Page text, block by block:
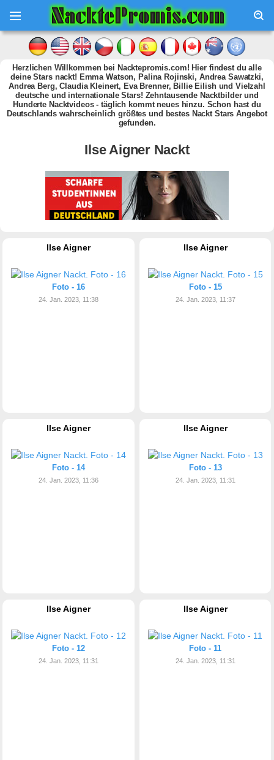
Herzlichen Willkommen bei Nacktepromis.com! Hier findest du alle
deine Stars nackt! Emma Watson, Palina Rojinski, Andrea Sawatzki,
Andrea Berg, Claudia Kleinert, Eva Brenner, Billie Eilish und Vielzahl
deutsche und internationale Stars! Zehntausende Nacktbilder und
Hunderte Nacktvideos - täglich kommt neues hinzu. Schon hast du
Deutschlands wahrscheinlich größtes und bestes Nackt Stars Angebot
gefunden.
Ilse Aigner Nackt
Ilse Aigner
Foto - 16
24. Jan. 2023, 11:38
Ilse Aigner
Foto - 15
24. Jan. 2023, 11:37
Ilse Aigner
Foto - 14
24. Jan. 2023, 11:36
Ilse Aigner
Foto - 13
24. Jan. 2023, 11:31
Ilse Aigner
Foto - 12
24. Jan. 2023, 11:31
Ilse Aigner
Foto - 11
24. Jan. 2023, 11:31